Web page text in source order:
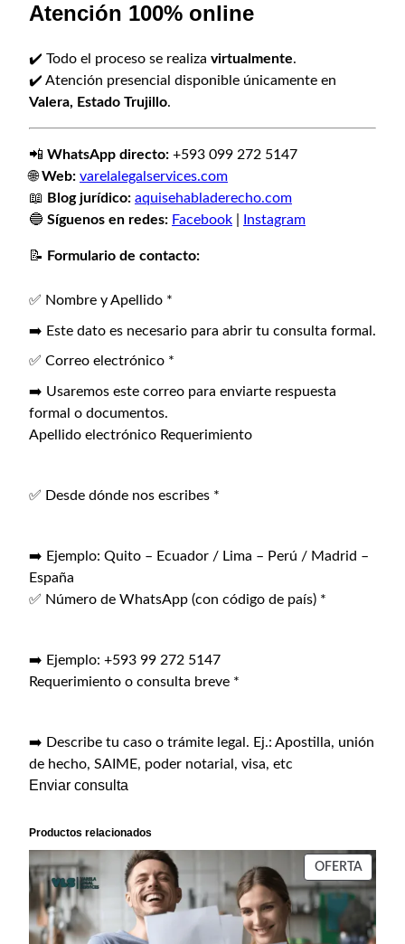
Atención 100% online
✔️ Todo el proceso se realiza virtualmente.
✔️ Atención presencial disponible únicamente en
Valera, Estado Trujillo.
📲 WhatsApp directo: +593 099 272 5147
🌐Web: varelalegalservices.com
📖 Blog jurídico: aquisehabladerecho.com
🔵 Síguenos en redes: Facebook Instagram
📝 Formulario de contacto:
✅ Nombre y Apellido *
➡️ Este dato es necesario para abrir tu consulta formal.
✅ Correo electrónico *
➡️ Usaremos este correo para enviarte respuesta
formal o documentos.
Apellido electrónico Requerimiento
✅ Desde dónde nos escribes *
➡️ Ejemplo: Quito – Ecuador / Lima – Perú / Madrid –
España
✅ Número de WhatsApp (con código de país) *
➡️ Ejemplo: +593 99 272 5147
Requerimiento o consulta breve *
➡️ Describe tu caso o trámite legal. Ej.: Apostilla, unión
de hecho, SAIME, poder notarial, visa, etc
Enviar consulta
Productos relacionados
OFERTA
EN